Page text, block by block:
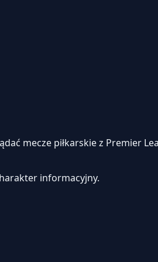
mecze piłkarskie z Premier
informacyjny.